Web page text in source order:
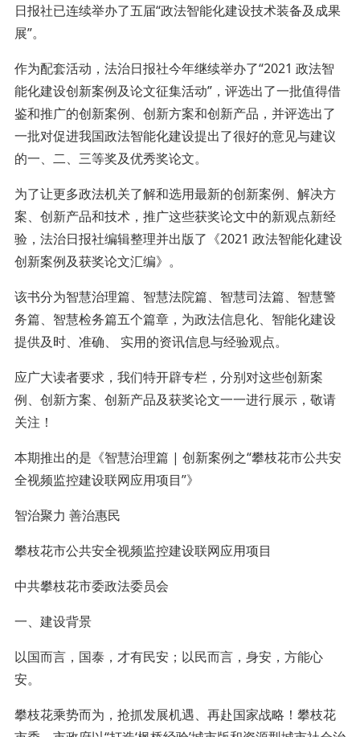
日报社已连续举办了五届“政法智能化建设技术装备及成果
展”。
作为配套活动，法治日报社今年继续举办了“2021 政法智
能化建设创新案例及论文征集活动”，评选出了一批值得借
鉴和推广的创新案例、创新方案和创新产品，并评选出了
一批对促进我国政法智能化建设提出了很好的意见与建议
的一、二、三等奖及优秀奖论文。
为了让更多政法机关了解和选用最新的创新案例、解决方
案、创新产品和技术，推广这些获奖论文中的新观点新经
验，法治日报社编辑整理并出版了《2021 政法智能化建设
创新案例及获奖论文汇编》。
该书分为智慧治理篇、智慧法院篇、智慧司法篇、智慧警
务篇、智慧检务篇五个篇章，为政法信息化、智能化建设
提供及时、准确、 实用的资讯信息与经验观点。
应广大读者要求，我们特开辟专栏，分别对这些创新案
例、创新方案、创新产品及获奖论文一一进行展示，敬请
关注！
本期推出的是《智慧治理篇 | 创新案例之“攀枝花市公共安
全视频监控建设联网应用项目”》
智治聚力 善治惠民
攀枝花市公共安全视频监控建设联网应用项目
中共攀枝花市委政法委员会
一、建设背景
以国而言，国泰，才有民安；以民而言，身安，方能心
安。
攀枝花乘势而为，抢抓发展机遇、再赴国家战略！攀枝花